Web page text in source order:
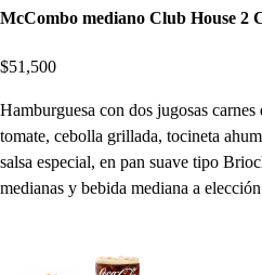
McCombo mediano Club House 2
$51,500
Hamburguesa con dos jugosas
tomate, cebolla grillada, tocineta
salsa especial, en pan suave tipo
medianas y bebida mediana a